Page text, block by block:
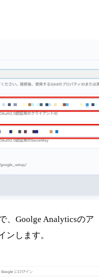
、Goolge Analyticsのア
ンします。